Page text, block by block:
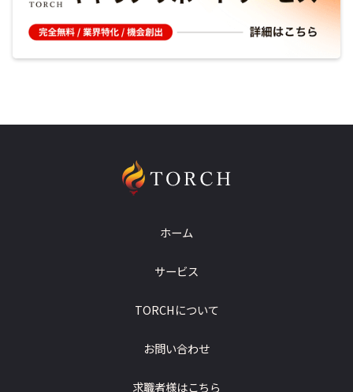
ホーム
サービス
TORCHについて
お問い合わせ
求職者様はこちら